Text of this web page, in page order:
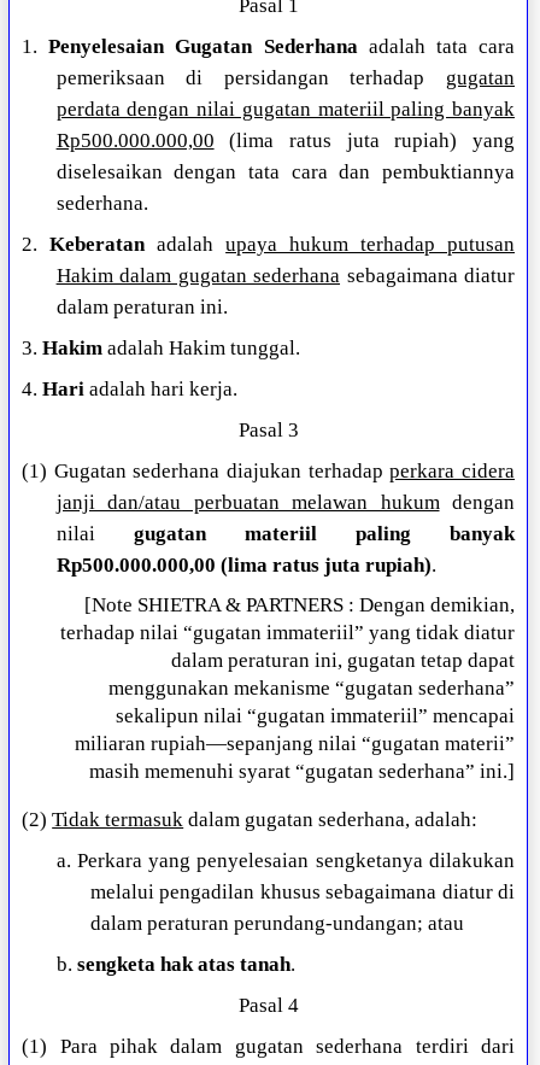
Pasal 1
1.Penyelesaian Gugatan Sederhanaadalah tata cara
pemeriksaan di persidangan terhadap gugatan
perdata dengan nilai gugatan materiil paling banyak
Rp500.000.000,00 (lima ratus juta rupiah) yang
diselesaikan dengan tata cara dan pembuktiannya
sederhana.
2.Keberatanadalahupaya hukum terhadap putusan
Hakim dalam gugatan sederhana sebagaimana diatur
dalam peraturan ini.
3.Hakim adalah Hakim tunggal.
4.Hari adalah hari kerja.
Pasal 3
(1) Gugatan sederhana diajukan terhadapperkara cidera
janji dan/atau perbuatan melawan hukumdengan
nilai gugatan materiil paling banyak
Rp500.000.000,00 (lima ratus juta rupiah).
[Note SHIETRA & PARTNERS : Dengan demikian,
terhadap nilai “gugatan immateriil” yang tidak diatur
dalam peraturan ini, gugatan tetap dapat
menggunakan mekanisme “gugatan sederhana”
sekalipun nilai “gugatan immateriil” mencapai
miliaran rupiah—sepanjang nilai “gugatan materii”
masih memenuhi syarat “gugatan sederhana” ini.]
(2)Tidak termasuk dalam gugatan sederhana, adalah:
a. Perkara yang penyelesaian sengketanya dilakukan
melalui pengadilan khusus sebagaimana diatur di
dalam peraturan perundang-undangan; atau
b. sengketa hak atas tanah.
Pasal 4
(1) Para pihak dalam gugatan sederhana terdiri dari